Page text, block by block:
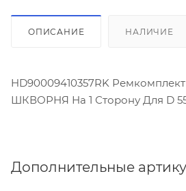
ОПИСАНИЕ НАЛИЧИЕ
HD90009410357RK
ШКВОРНЯ На 1 Сторону Для D
Дополнительные